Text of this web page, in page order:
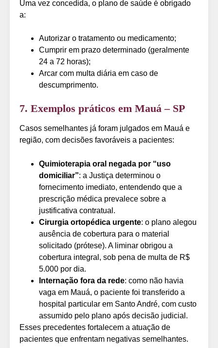
Uma vez concedida, o plano de saúde é obrigado
a:
Autorizar o tratamento ou medicamento;
Cumprir em prazo determinado (geralmente
24 a 72 horas);
Arcar com multa diária em caso de
descumprimento.
7. Exemplos práticos em Mauá – SP
Casos semelhantes já foram julgados em Mauá e
região, com decisões favoráveis a pacientes:
Quimioterapia oral negada por “uso
domiciliar”: a Justiça determinou o
fornecimento imediato, entendendo que a
prescrição médica prevalece sobre a
justificativa contratual.
Cirurgia ortopédica urgente: o plano alegou
ausência de cobertura para o material
solicitado (prótese). A liminar obrigou a
cobertura integral, sob pena de multa de R$
5.000 por dia.
Internação fora da rede: como não havia
vaga em Mauá, o paciente foi transferido a
hospital particular em Santo André, com custo
assumido pelo plano após decisão judicial.
Esses precedentes fortalecem a atuação de
pacientes que enfrentam negativas semelhantes.